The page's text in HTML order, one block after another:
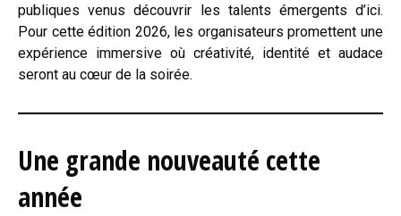
publiques venus découvrir les talents émergents d’ici.
Pour cette édition 2026, les organisateurs promettent une
expérience immersive où créativité, identité et audace
seront au cœur de la soirée.
Une grande nouveauté cette
année